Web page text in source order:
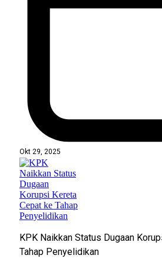
Okt 29, 2025
KPK Naikkan Status Dugaan
Tahap Penyelidikan